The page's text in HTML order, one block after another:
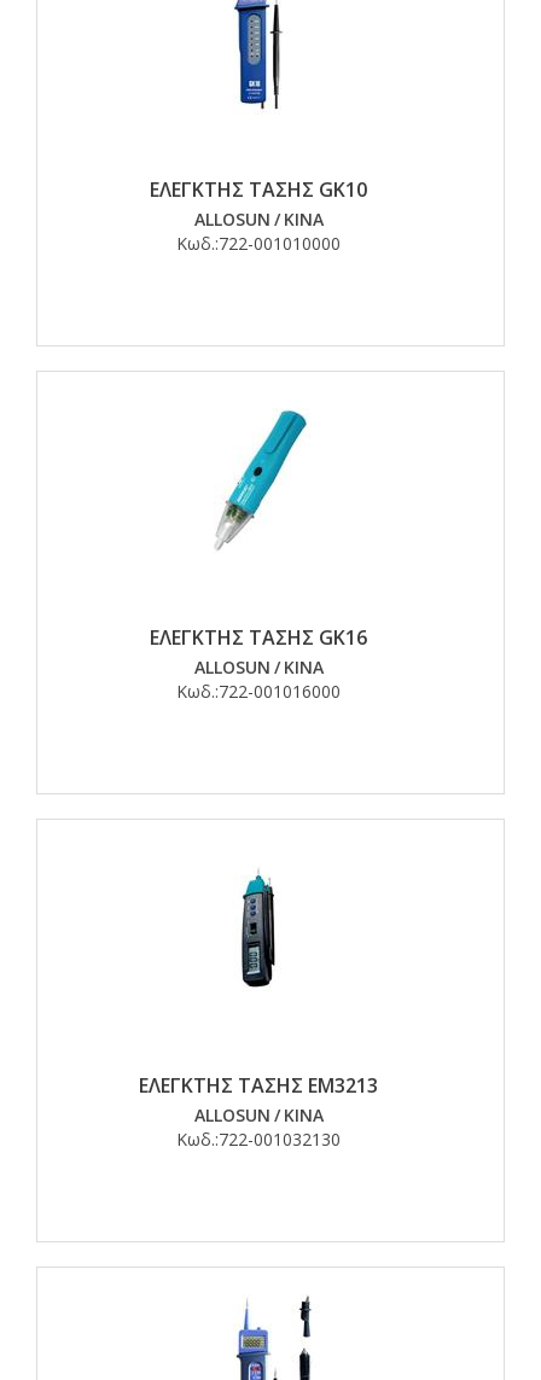
ΕΛΕΓΚΤΗΣ ΤΑΣΗΣ GK10
ALLOSUN / ΚΙΝΑ
Κωδ.:722-001010000
ΕΛΕΓΚΤΗΣ ΤΑΣΗΣ GK16
ALLOSUN / ΚΙΝΑ
Κωδ.:722-001016000
ΕΛΕΓΚΤΗΣ ΤΑΣΗΣ EM3213
ALLOSUN / ΚΙΝΑ
Κωδ.:722-001032130